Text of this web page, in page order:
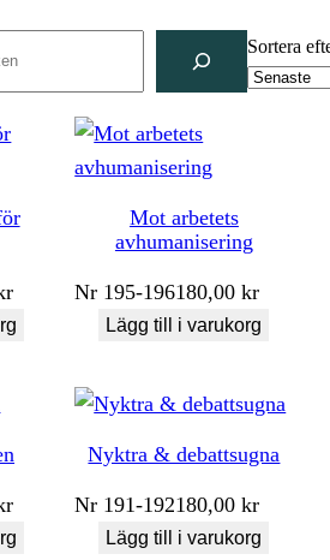
Sortera
Mot arbetets
avhumanisering
Nr 195-196180,00kr
Lägg till i varukorg
Nyktra & debattsugna
Nr 191-192180,00kr
Lägg till i varukorg